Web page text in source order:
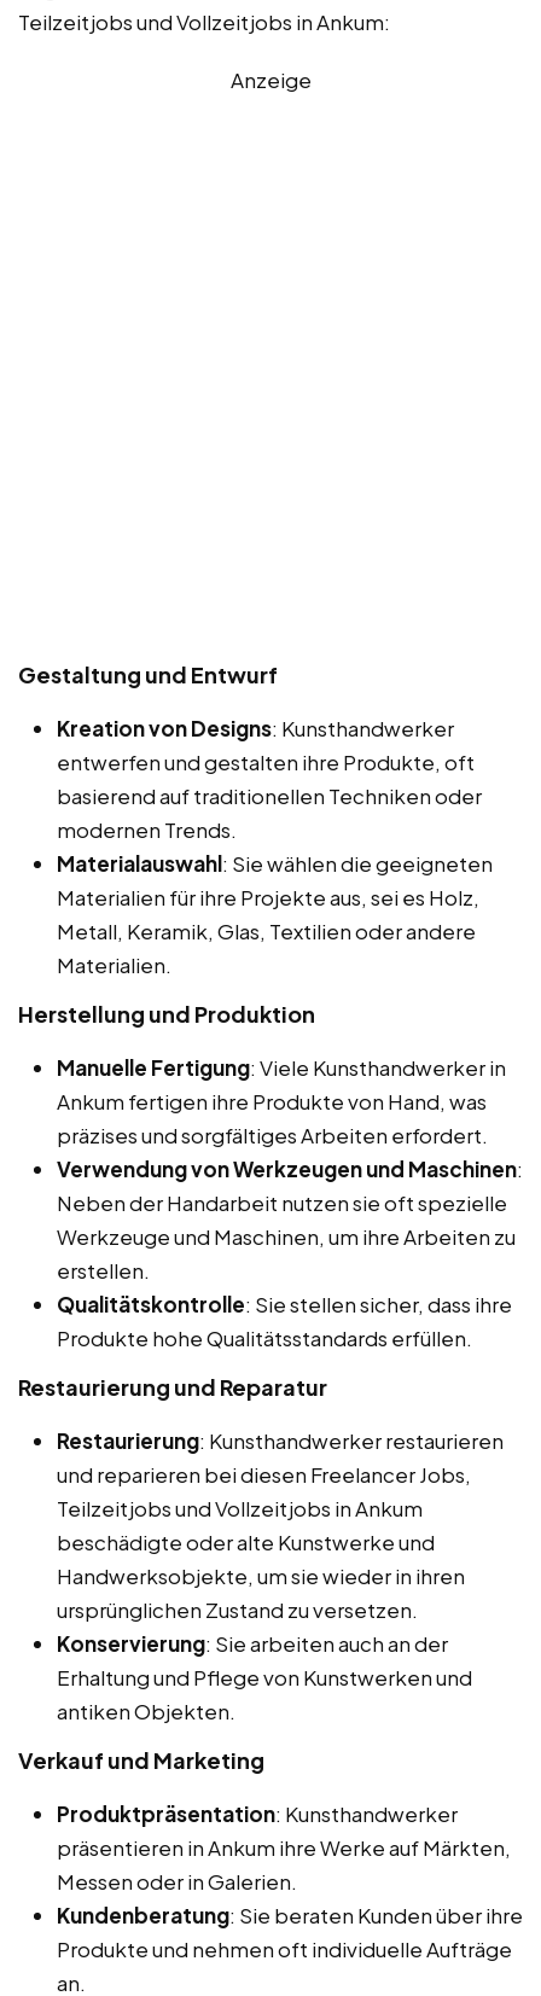
Teilzeitjobs und Vollzeitjobs in Ankum:
Anzeige
Gestaltung und Entwurf
Kreation von Designs: Kunsthandwerker
entwerfen und gestalten ihre Produkte, oft
basierend auf traditionellen Techniken oder
modernen Trends.
Materialauswahl: Sie wählen die geeigneten
Materialien für ihre Projekte aus, sei es Holz,
Metall, Keramik, Glas, Textilien oder andere
Materialien.
Herstellung und Produktion
Manuelle Fertigung: Viele Kunsthandwerker in
Ankum fertigen ihre Produkte von Hand, was
präzises und sorgfältiges Arbeiten erfordert.
Verwendung von Werkzeugen und Maschinen:
Neben der Handarbeit nutzen sie oft spezielle
Werkzeuge und Maschinen, um ihre Arbeiten zu
erstellen.
Qualitätskontrolle: Sie stellen sicher, dass ihre
Produkte hohe Qualitätsstandards erfüllen.
Restaurierung und Reparatur
Restaurierung: Kunsthandwerker restaurieren
und reparieren bei diesen Freelancer Jobs,
Teilzeitjobs und Vollzeitjobs in Ankum
beschädigte oder alte Kunstwerke und
Handwerksobjekte, um sie wieder in ihren
ursprünglichen Zustand zu versetzen.
Konservierung: Sie arbeiten auch an der
Erhaltung und Pflege von Kunstwerken und
antiken Objekten.
Verkauf und Marketing
Produktpräsentation: Kunsthandwerker
präsentieren in Ankum ihre Werke auf Märkten,
Messen oder in Galerien.
Kundenberatung: Sie beraten Kunden über ihre
Produkte und nehmen oft individuelle Aufträge
an.